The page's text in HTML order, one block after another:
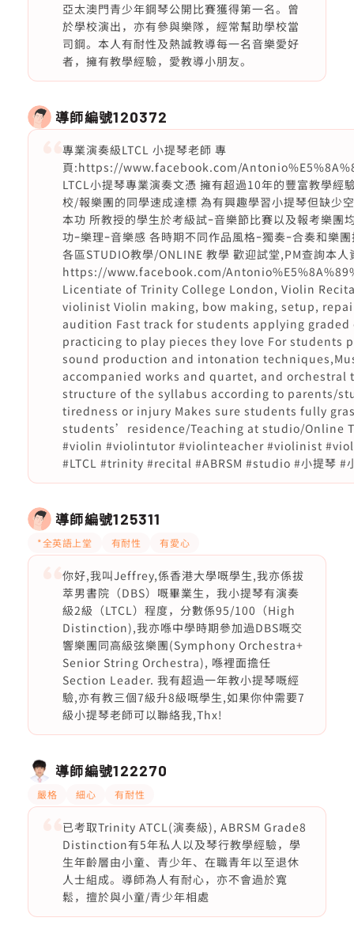
亞太澳門青少年鋼琴公開比賽獲得第一名。曾
於學校演出，亦有參與樂隊，經常幫助學校當
司鋼。本人有耐性及熱誠教導每一名音樂愛好
者，擁有教學經驗，愛教導小朋友。
導師編號120372
專業演奏級LTCL 小提琴老師 專
頁:https://www.facebook.com/
LTCL小提琴專業演奏文憑 擁有超過10年的豐富教學
校/報樂團的同學速成達標 為有興趣學習小提琴但缺少
本功 所教授的學生於考級試ｰ音樂節比賽以及報考樂團
功ｰ樂理ｰ音樂感 各時期不同作品風格ｰ獨奏ｰ合奏和樂
各區STUDIO教學/ONLINE 教學 歡迎試堂,PM查詢本
https://www.facebook.com/
Licentiate of Trinity College London, Violin
violinist Violin making, bow making, setup,
audition Fast track for students applying
practicing to play pieces they love For
sound production and intonation
accompanied works and quartet, and
structure of the syllabus according to parents/
tiredness or injury Makes sure students fully
students’residence/Teaching at studio/Online
#violin #violintutor #violinteacher #violinist
#LTCL #trinity #recital #ABRSM #studio #小提琴 #
導師編號125311
*全英語上堂 有耐性 有愛心
你好,我叫Jeffrey,係香港大學嘅學生,我亦係拔
萃男書院（DBS）嘅畢業生，我小提琴有演奏
級2級（LTCL）程度，分數係95/100（High
Distinction),我亦喺中學時期參加過DBS嘅交
響樂團同高級弦樂團(Symphony Orchestra+
Senior String Orchestra), 喺裡面擔任
Section Leader. 我有超過一年教小提琴嘅經
驗,亦有教三個7級升8級嘅學生,如果你仲需要7
級小提琴老師可以聯絡我,Thx!
導師編號122270
嚴格 細心 有耐性
已考取Trinity ATCL(演奏級), ABRSM Grade8
Distinction有5年私人以及琴行教學經驗，學
生年齡層由小童、青少年、在職青年以至退休
人士組成。導師為人有耐心，亦不會過於寬
鬆，擅於與小童/青少年相處